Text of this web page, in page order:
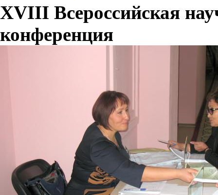
XVIII Всероссийская
конференция